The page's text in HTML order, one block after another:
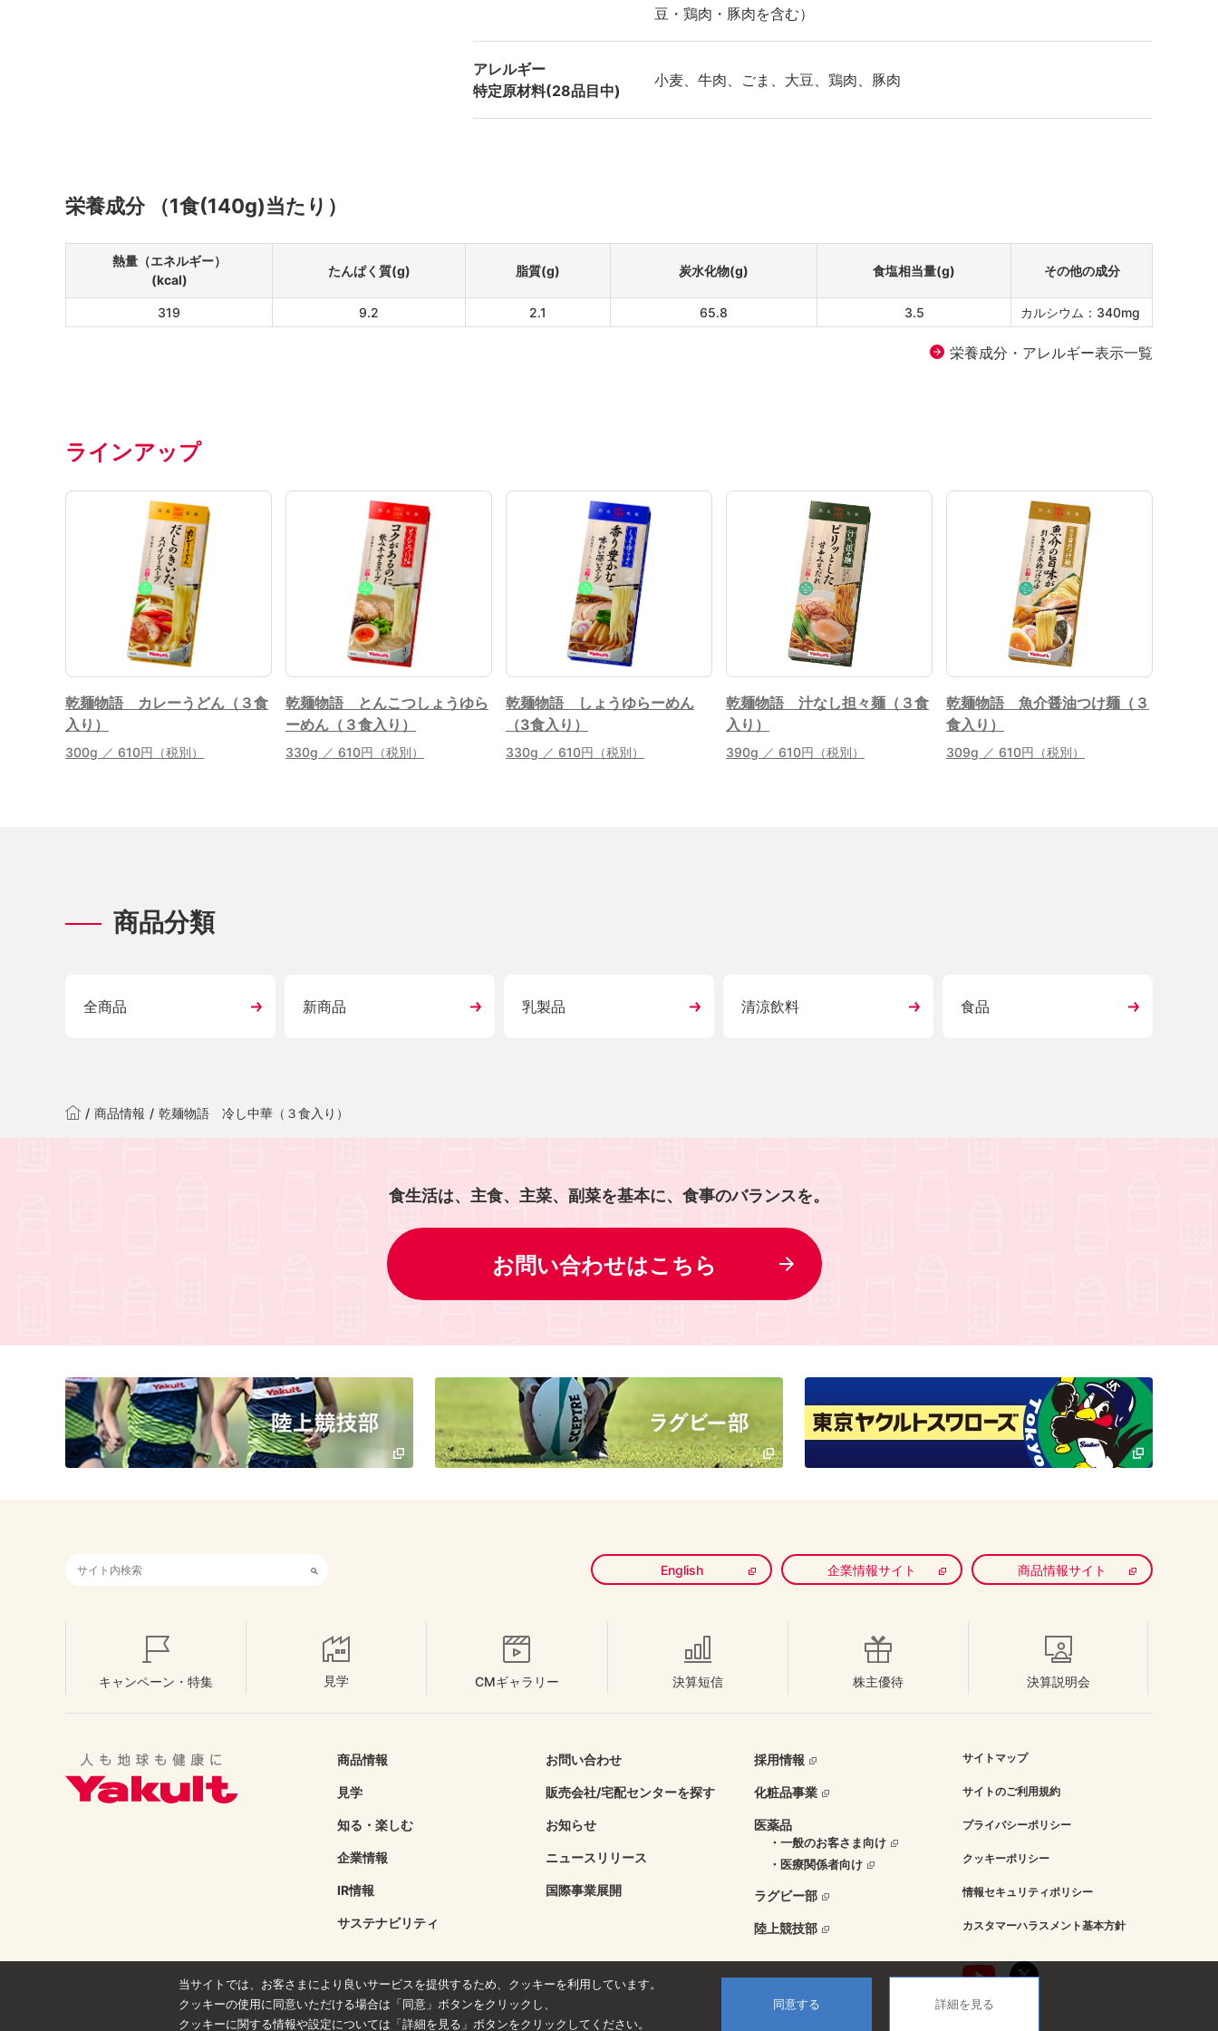
豆・鶏肉・豚肉を含む）
アレルギー
特定原材料(28品目中)
小麦、牛肉、ごま、大豆、鶏肉、豚肉
栄養成分 （1食(140g)当たり）
熱量（エネルギー）
(kcal)
たんぱく質(g) 脂質(g) 炭水化物(g) 食塩相当量(g) その他の成分
319 9.2 2.1 65.8 3.5 カルシウム：340mg
栄養成分・アレルギー表示一覧
ラインアップ
乾麺物語 カレーうどん（３食
入り）
300g ／ 610円（税別）
乾麺物語 とんこつしょうゆら
ーめん（３食入り）
330g ／ 610円（税別）
乾麺物語 しょうゆらーめん
（3食入り）
330g ／ 610円（税別）
乾麺物語 汁なし担々麺（３食
入り）
390g ／ 610円（税別）
乾麺物語 魚介醤油つけ麺（３
食入り）
309g ／ 610円（税別）
商品分類
全商品 新商品 乳製品 清涼飲料 食品
/ 商品情報 / 乾麺物語 冷し中華（３食入り）
食生活は、主食、主菜、副菜を基本に、食事のバランスを。
お問い合わせはこちら
検索キーワード入力
English 企業情報サイト 商品情報サイト
キャンペーン・特集 見学 CMギャラリー 決算短信 株主優待 決算説明会
商品情報
見学
知る・楽しむ
企業情報
IR情報
サステナビリティ
お問い合わせ
販売会社/宅配センターを探す
お知らせ
ニュースリリース
国際事業展開
採用情報
化粧品事業
医薬品
・一般のお客さま向け
・医療関係者向け
ラグビー部
陸上競技部
サイトマップ
サイトのご利用規約
プライバシーポリシー
クッキーポリシー
情報セキュリティポリシー
カスタマーハラスメント基本方針
当サイトでは、お客さまにより良いサービスを提供するため、クッキーを利用しています。
クッキーの使用に同意いただける場合は「同意」ボタンをクリックし、
クッキーに関する情報や設定については「詳細を見る」ボタンをクリックしてください。
同意する 詳細を見る